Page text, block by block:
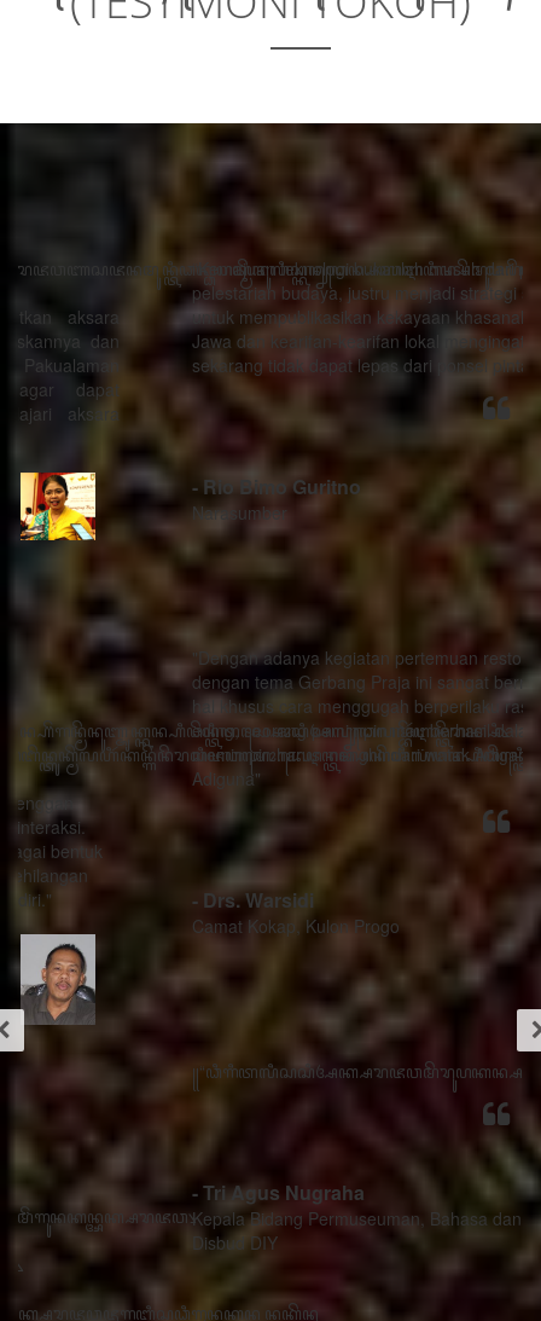
“Kemajuan teknologi bukanlah musuh dari proses
pelestarian budaya, justru menjadi strategi sebagai alat
untuk mempublikasikan kekayaan khasanah budaya
Jawa dan kearifan-kearifan lokal mengingat generasi
sekarang tidak dapat lepas dari ponsel pintarnya.”
- Rio Bimo Guritno
Narasumber
"Dengan adanya kegiatan pertemuan restorasi sosial
dengan tema Gerbang Praja ini sangat bermanfaat ada
hal khusus cara menggugah berperilaku rasa sithik
eding, seorang pemimpin mau berhasil dalam
memimpin harus menghindari watak Adigang Adigung
Adiguna"
Camat Kokap, Kulon Progo
- Tri Agus Nugraha
Kepala Bidang Permuseuman, Bahasa dan Sastra
Disbud DIY